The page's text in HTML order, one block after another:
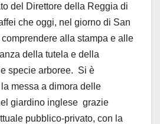
del Direttore della Reggia di
che oggi, nel giorno di San
comprendere alla stampa e alle
della tutela e della
specie arboree. Si è
messa a dimora delle
giardino inglese grazie
pubblico-privato, con la